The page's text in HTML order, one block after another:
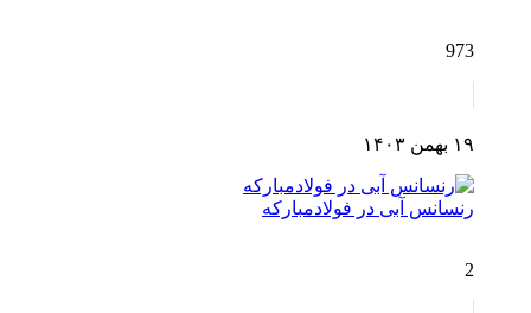
973
۱۹ بهمن ۱۴۰۳
رنسانس آبی در فولادمبارکه
2